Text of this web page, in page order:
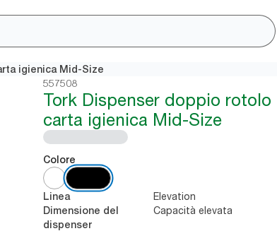
igienica Mid-Size
557508
Tork Dispenser doppio rotolo
carta igienica Mid-Size
Colore
Linea Elevation
Dimensione del
dispenser
Capacità elevata